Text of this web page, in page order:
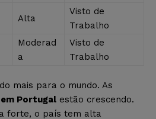
Alta
Visto de
Trabalho
Moderad
a
Visto de
Trabalho
mais para o mundo. As
Portugal estão crescendo.
forte, o país tem alta